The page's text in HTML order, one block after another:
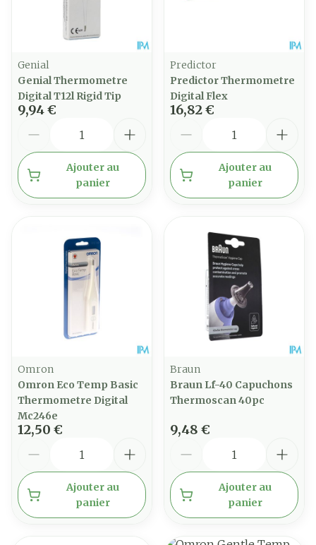
Genial
Genial Thermometre
Digital T12l Rigid Tip
9,94 €
Ajouter au
panier
Predictor
Predictor Thermometre
Digital Flex
16,82 €
Ajouter au
panier
Omron
Omron Eco Temp Basic
Thermometre Digital
Mc246e
12,50 €
Ajouter au
panier
Braun
Braun Lf-40 Capuchons
Thermoscan 40pc
9,48 €
Ajouter au
panier